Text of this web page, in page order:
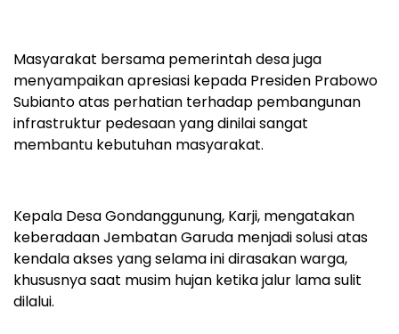
Masyarakat bersama pemerintah desa juga
menyampaikan apresiasi kepada Presiden Prabowo
Subianto atas perhatian terhadap pembangunan
infrastruktur pedesaan yang dinilai sangat
membantu kebutuhan masyarakat.
Kepala Desa Gondanggunung, Karji, mengatakan
keberadaan Jembatan Garuda menjadi solusi atas
kendala akses yang selama ini dirasakan warga,
khususnya saat musim hujan ketika jalur lama sulit
dilalui.